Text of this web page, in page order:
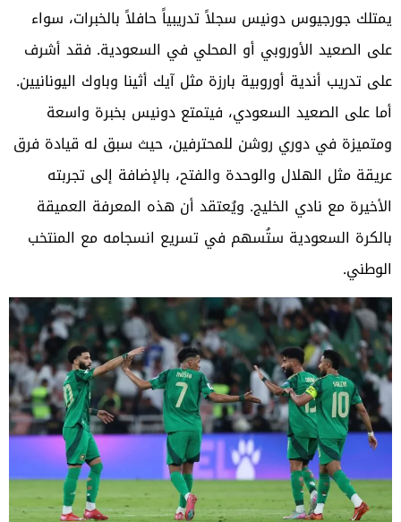
يمتلك جورجيوس دونيس سجلاً تدريبياً حافلاً بالخبرات، سواء
على الصعيد الأوروبي أو المحلي في السعودية. فقد أشرف
على تدريب أندية أوروبية بارزة مثل آيك أثينا وباوك اليونانيين.
أما على الصعيد السعودي، فيتمتع دونيس بخبرة واسعة
ومتميزة في دوري روشن للمحترفين، حيث سبق له قيادة فرق
عريقة مثل الهلال والوحدة والفتح، بالإضافة إلى تجربته
الأخيرة مع نادي الخليج. ويُعتقد أن هذه المعرفة العميقة
بالكرة السعودية ستُسهم في تسريع انسجامه مع المنتخب
الوطني.